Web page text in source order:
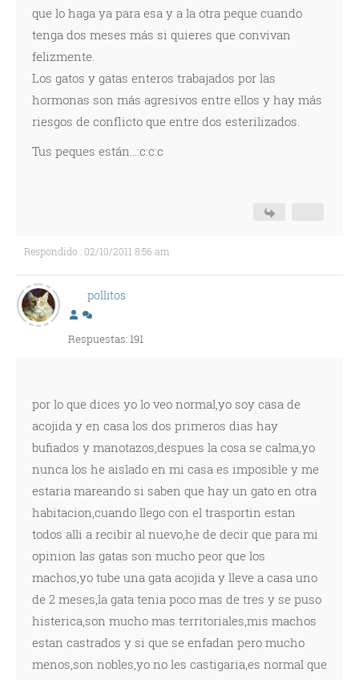
que lo haga ya para esa y a la otra peque cuando
tenga dos meses más si quieres que convivan
felizmente.
Los gatos y gatas enteros trabajados por las
hormonas son más agresivos entre ellos y hay más
riesgos de conflicto que entre dos esterilizados.
Tus peques están...:c:c:c
Respondido : 02/10/2011 8:56 am
pollitos
Respuestas: 191
por lo que dices yo lo veo normal,yo soy casa de
acojida y en casa los dos primeros dias hay
bufiados y manotazos,despues la cosa se calma,yo
nunca los he aislado en mi casa es imposible y me
estaria mareando si saben que hay un gato en otra
habitacion,cuando llego con el trasportin estan
todos alli a recibir al nuevo,he de decir que para mi
opinion las gatas son mucho peor que los
machos,yo tube una gata acojida y lleve a casa uno
de 2 meses,la gata tenia poco mas de tres y se puso
histerica,son mucho mas territoriales,mis machos
estan castrados y si que se enfadan pero mucho
menos,son nobles,yo no les castigaria,es normal que